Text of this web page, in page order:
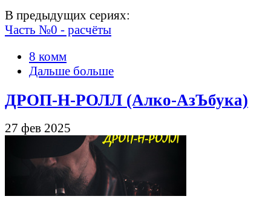
В предыдущих сериях:
Часть №0 - расчёты
8 комм
Дальше больше
ДРОП-Н-РОЛЛ (Алко-АзЪбука)
27 фев 2025